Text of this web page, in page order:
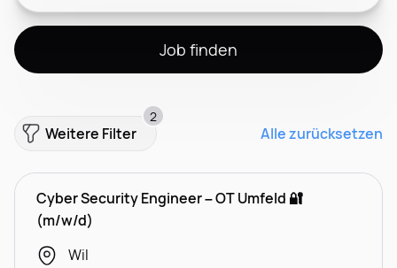
CH
Job finden
Weitere Filter
2
Alle zurücksetzen
Cyber Security Engineer – OT Umfeld 🔐
(m/w/d)
Wil